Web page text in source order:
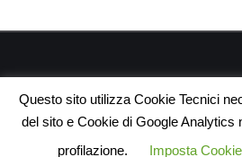
webdesign
Questo sito utilizza Cookie Tecnici
del sito e Cookie di Google Analytics
profilazione.
Imposta Cookie